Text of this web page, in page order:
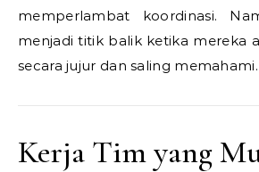
memperlambat koordinasi.
menjadi titik balik ketika mereka
secara jujur dan saling memahami.
Kerja Tim yang